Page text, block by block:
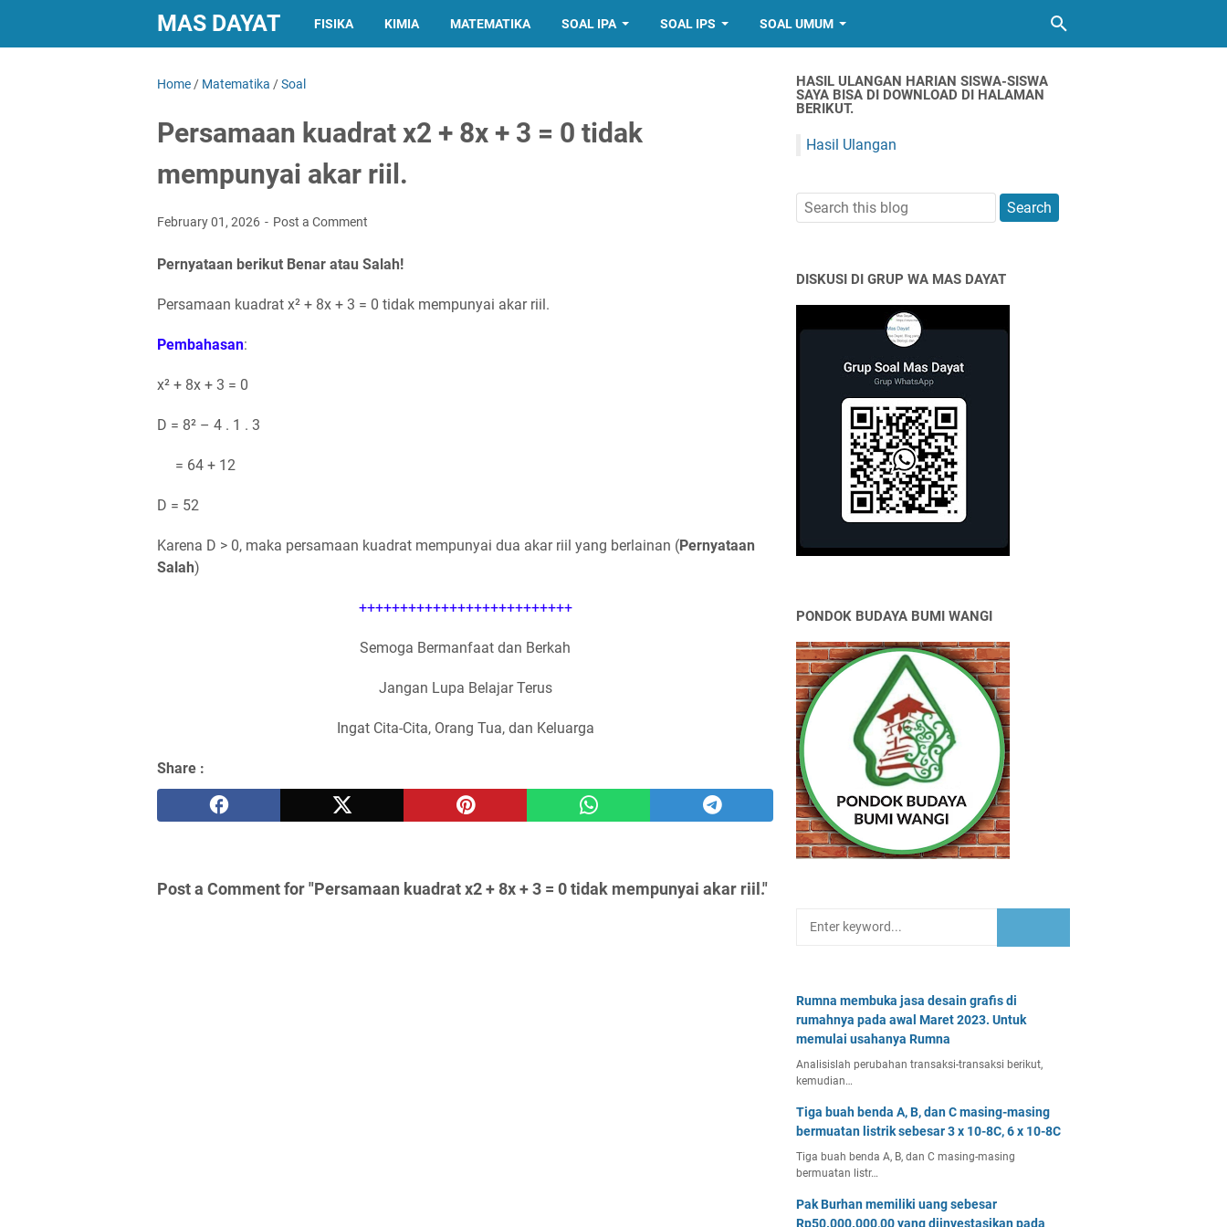
MAS DAYAT FISIKA KIMIA MATEMATIKA SOAL IPA SOAL IPS SOAL UMUM
Home / Matematika /Soal
Persamaan kuadrat x2 + 8x + 3 = 0 tidak
mempunyai akar riil.
February 01, 2026 Post a Comment
Pernyataan berikut Benar atau Salah!
Persamaan kuadrat x² + 8x + 3 = 0 tidak mempunyai akar riil.
Pembahasan:
x² + 8x + 3 = 0
D = 8² – 4 . 1 . 3
= 64 + 12
D = 52
Karena D > 0, maka persamaan kuadrat mempunyai dua akar riil yang berlainan (Pernyataan
Salah)
++++++++++++++++++++++++++
Semoga Bermanfaat dan Berkah
Jangan Lupa Belajar Terus
Ingat Cita-Cita, Orang Tua, dan Keluarga
Share :
Post a Comment for "Persamaan kuadrat x2 + 8x + 3 = 0 tidak mempunyai akar riil."
HASIL ULANGAN HARIAN SISWA-SISWA
SAYA BISA DI DOWNLOAD DI HALAMAN
BERIKUT.
Hasil Ulangan
DISKUSI DI GRUP WA MAS DAYAT
PONDOK BUDAYA BUMI WANGI
Rumna membuka jasa desain grafis di
rumahnya pada awal Maret 2023. Untuk
memulai usahanya Rumna
Analisislah perubahan transaksi-transaksi berikut,
kemudian…
Tiga buah benda A, B, dan C masing-masing
bermuatan listrik sebesar 3 x 10-8C, 6 x 10-8C
Tiga buah benda A, B, dan C masing-masing
bermuatan listr…
Pak Burhan memiliki uang sebesar
Rp50.000.000,00 yang diinvestasikan pada